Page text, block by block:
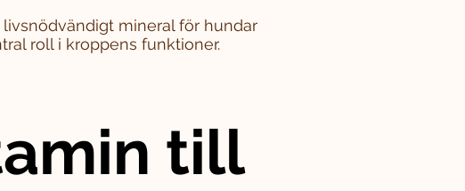
mineral för hundar
roll i kroppens funktioner.
till